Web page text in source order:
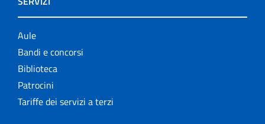
Aule
Bandi e concorsi
Biblioteca
Patrocini
Tariffe dei servizi a terzi